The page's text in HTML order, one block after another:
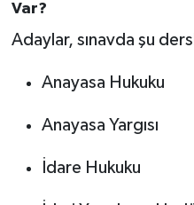
Var?
Adaylar, sınavda şu
Anayasa Hukuku
Anayasa Yargısı
İdare Hukuku